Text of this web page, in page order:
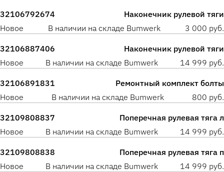
32106792674
Наконечник рулевой тяги
Новое
В наличии на складе Bumwerk 3 000 руб.
32106887406
Наконечник рулевой тяги
Новое
В наличии на складе Bumwerk 14 999 руб.
32106891831
Ремонтный комплект болты
Новое
В наличии на складе Bumwerk 800 руб.
32109808837
Поперечная рулевая тяга л
Новое
В наличии на складе Bumwerk 14 999 руб.
32109808838
Поперечная рулевая тяга п
Новое
В наличии на складе Bumwerk 14 999 руб.